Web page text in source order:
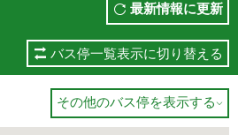
最新情報に更新
バス停一覧表示に切り替える
その他のバス停を表示する 